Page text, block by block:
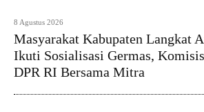
8 Agustus 2026
Masyarakat Kabupaten Langkat
Ikuti Sosialisasi Germas,
DPR RI Bersama Mitra